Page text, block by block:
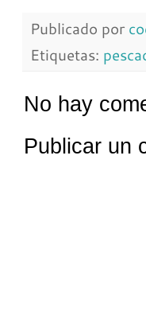
Publicado por
Etiquetas:
No hay
Publicar un